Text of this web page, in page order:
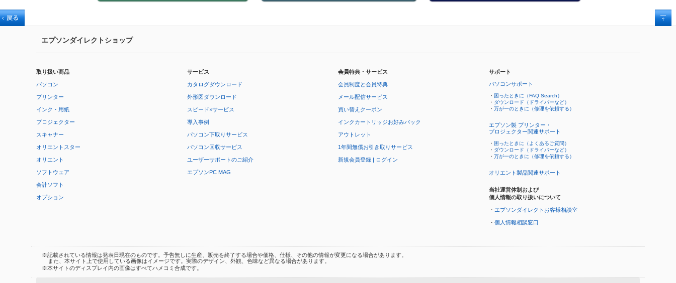
エプソンダイレクトショップ
取り扱い商品
パソコン
プリンター
インク・用紙
プロジェクター
スキャナー
オリエントスター
オリエント
ソフトウェア
会計ソフト
オプション
サービス
カタログダウンロード
外形図ダウンロード
スピード×サービス
導入事例
パソコン下取りサービス
パソコン回収サービス
ユーザーサポートのご紹介
エプソンPC MAG
会員特典・サービス
会員制度と会員特典
メール配信サービス
買い替えクーポン
インクカートリッジお好みパック
アウトレット
1年間無償お引き取りサービス
新規会員登録 | ログイン
サポート
パソコンサポート
・ 困ったときに（FAQ Search）
・ ダウンロード（ドライバーなど）
・ 万が一のときに（修理を依頼する）
エプソン製 プリンター・
プロジェクター関連サポート
・ 困ったときに（よくあるご質問）
・ ダウンロード（ドライバーなど）
・ 万が一のときに（修理を依頼する）
オリエント製品関連サポート
当社運営体制および
個人情報の取り扱いについて
・ エプソンダイレクトお客様相談室
・ 個人情報相談窓口
※記載されている情報は発表日現在のものです。予告無しに生産、販売を終了する場合や価格、仕様、その他の情報が変更になる場合があります。
また、本サイト上で使用している画像はイメージです。実際のデザイン、外観、色味など異なる場合があります。
※本サイトのディスプレイ内の画像はすべてハメコミ合成です。